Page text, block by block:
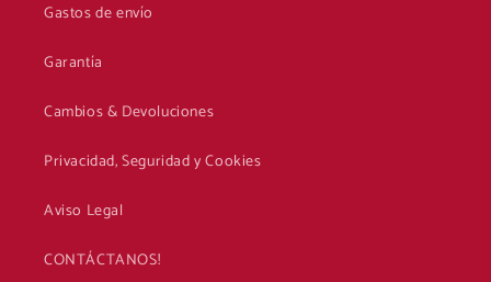
Gastos de envío
Garantía
Cambios & Devoluciones
Privacidad, Seguridad y Cookies
Aviso Legal
CONTÁCTANOS!